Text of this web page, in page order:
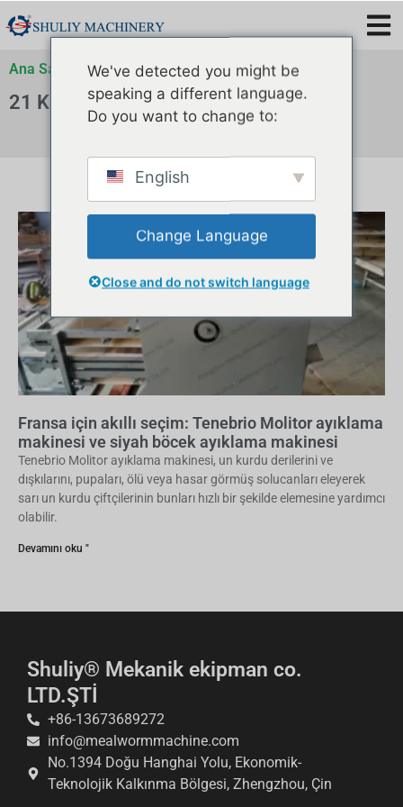
Ana Sayfa »Arşivler»Arşivler»Arşivler
21 Kasım 2023
Fransa için akıllı seçim: Tenebrio Molitor ayıklama
makinesi ve siyah böcek ayıklama makinesi
Tenebrio Molitor ayıklama makinesi, un kurdu derilerini ve
dışkılarını, pupaları, ölü veya hasar görmüş solucanları eleyerek
sarı un kurdu çiftçilerinin bunları hızlı bir şekilde elemesine yardımcı
olabilir.
Devamını oku "
Shuliy® Mekanik ekipman co.
LTD.ŞTİ
+86-13673689272
info@mealwormmachine.com
No.1394 Doğu Hanghai Yolu, Ekonomik-
Teknolojik Kalkınma Bölgesi, Zhengzhou, Çin
We've detected you might be
speaking a different language.
Do you want to change to:
English
Change Language
Close and do not switch language